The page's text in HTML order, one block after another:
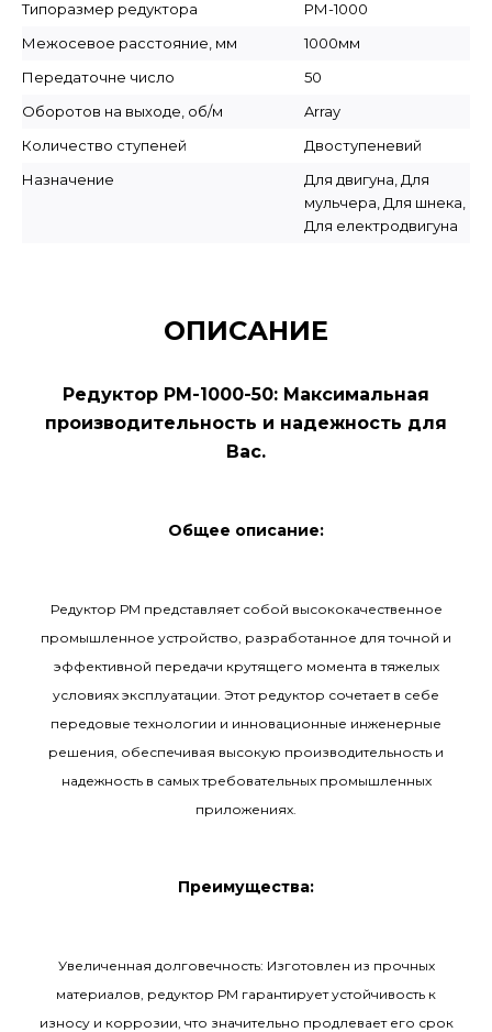
Типоразмер редуктора
РМ-1000
Межосевое расстояние, мм
1000мм
Передаточне число
50
Оборотов на выходе, об/м
Array
Количество ступеней
Двоступеневий
Назначение
Для двигуна, Для
мульчера, Для шнека,
Для електродвигуна
ОПИСАНИЕ
Редуктор РМ-1000-50: Максимальная
производительность и надежность для
Вас.
Общее описание:
Редуктор РМ представляет собой высококачественное
промышленное устройство, разработанное для точной и
эффективной передачи крутящего момента в тяжелых
условиях эксплуатации. Этот редуктор сочетает в себе
передовые технологии и инновационные инженерные
решения, обеспечивая высокую производительность и
надежность в самых требовательных промышленных
приложениях.
Преимущества:
Увеличенная долговечность: Изготовлен из прочных
материалов, редуктор РМ гарантирует устойчивость к
износу и коррозии, что значительно продлевает его срок